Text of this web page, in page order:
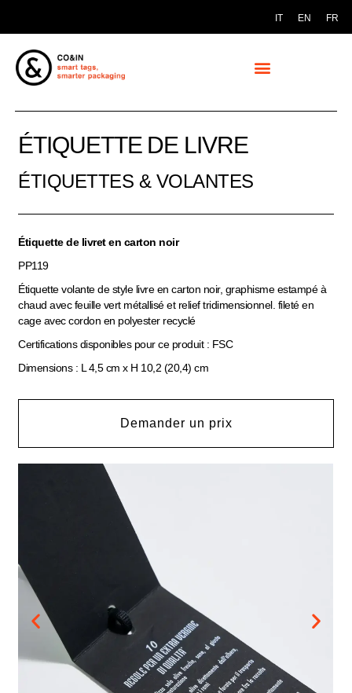
IT EN FR
ÉTIQUETTE DE LIVRE
ÉTIQUETTES & VOLANTES
Étiquette de livret en carton noir
PP119
Étiquette volante de style livre en carton noir, graphisme estampé à
chaud avec feuille vert métallisé et relief tridimensionnel. fileté en
cage avec cordon en polyester recyclé
Certifications disponibles pour ce produit : FSC
Dimensions : L 4,5 cm x H 10,2 (20,4) cm
Demander un prix